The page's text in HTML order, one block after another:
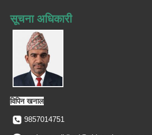
सूचना अधिकारी
विपिन खनाल
9857014751